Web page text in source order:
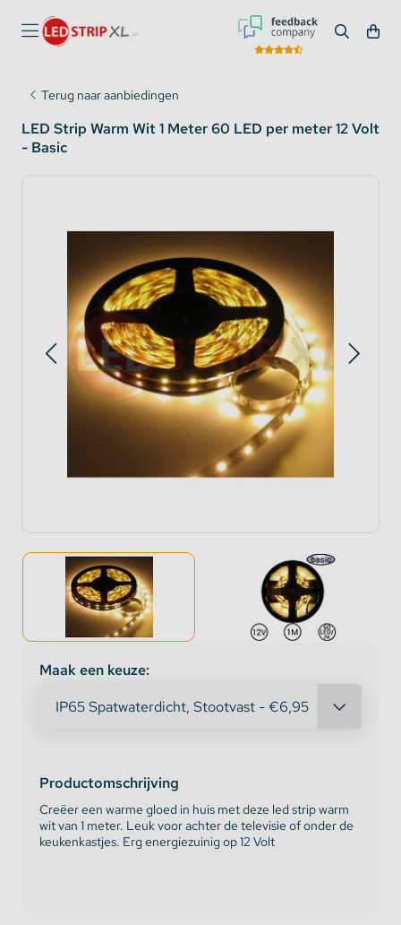
Terug naar aanbiedingen
LED Strip Warm Wit 1 Meter 60 LED per meter 12 Volt
- Basic
Maak een keuze:
Productomschrijving
Creëer een warme gloed in huis met deze led strip warm
wit van 1 meter. Leuk voor achter de televisie of onder de
keukenkastjes. Erg energiezuinig op 12 Volt